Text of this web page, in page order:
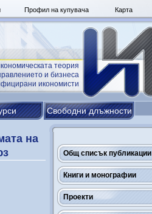
Карта
Профил на купувача
теория
и бизнеса
икономисти
Свободни длъжности
Общ списък публикации
Книги и монографии
Проекти
на